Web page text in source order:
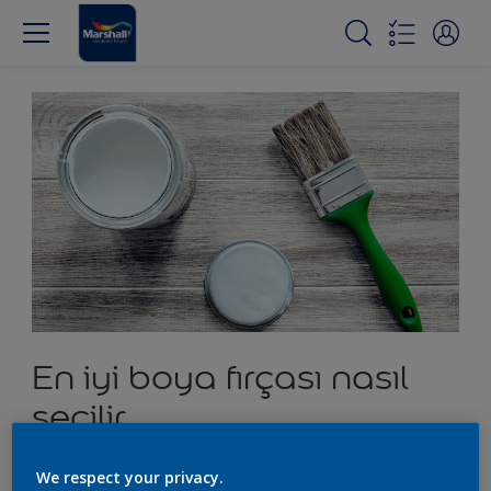
En iyi boya fırçası nasıl
seçilir
We respect your privacy.